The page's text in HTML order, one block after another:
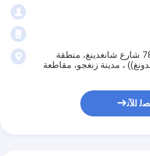
غرفة 2819، مبنى 3B، رقم 78 شارع شانغدينغ، منطقة
، مدينة زنغجو، مقاطعة
ﺍﻶﻧ